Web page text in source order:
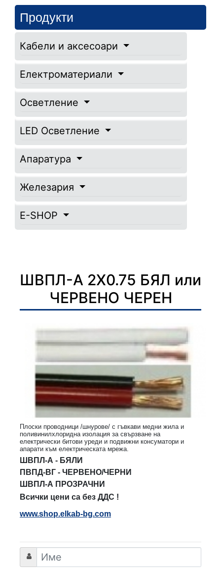
Продукти
Кабели и аксесоари
Електроматериали
Осветление
LED Осветление
Апаратура
Железария
E-SHOP
ШВПЛ-А 2Х0.75 БЯЛ или
ЧЕРВЕНО ЧЕРЕН
Плоски проводници /шнурове/ с гъвкави медни жила и
поливинилхлоридна изолация за свързване на
електрически битови уреди и подвижни консуматори и
апарати към електрическата мрежа.
ШВПЛ-А - БЯЛИ
ПВПД-ВГ - ЧЕРВЕНО/ЧЕРНИ
ШВПЛ-А ПРОЗРАЧНИ
Всички цени са без ДДС !
www.shop.elkab-bg.com